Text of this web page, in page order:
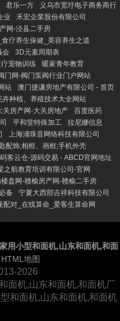
君乐一方
义乌市宽圩电子商务商行
业
禾宏企業股份有限公司
网-泾县二手房
疗养生保健_美容养生之道
会
3D元素周期表
宠物训练
暖家青年教育
门网-阀门泵阀行业门户网站
站
澳门捷谦房地产有限公司 - 首页
种植、养殖技术大全网站
关房产网-大关房地产
百度医药
平和堂特殊加工
拉尼娜信息
上海浦珠音网络科技有限公司
配饰;相框、画框;手机外壳
码客云仓-源码交易 - ABCD官网地址
之航教育培训有限公司-官网
楼盘网-赣榆房产网-赣榆二手房
备
宁夏大西部吉祥科技有限公司
对_在线算命_爱客生算命网
用小型和面机,山东和面机,和面
HTML地图
2026
面机,山东和面机,和面机厂
和面机,山东和面机,和面机